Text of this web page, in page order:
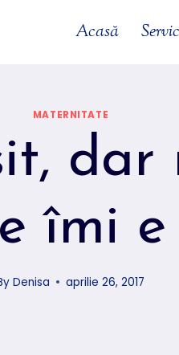
Acasă
MATERNITATE
dar
îmi
Denisa aprilie 26, 2017